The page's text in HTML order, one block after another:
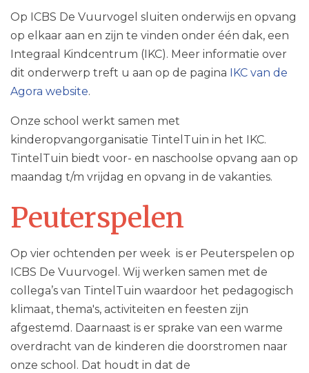
Op ICBS De Vuurvogel sluiten onderwijs en opvang
op elkaar aan en zijn te vinden onder één dak, een
Integraal Kindcentrum (IKC). Meer informatie over
dit onderwerp treft u aan op de pagina
IKC van de
Agora website.
Onze school werkt samen met
kinderopvangorganisatie TintelTuin in het IKC.
TintelTuin biedt voor- en naschoolse opvang aan op
maandag t/m vrijdag en opvang in de vakanties.
Peuterspelen
Op vier ochtenden per week is er Peuterspelen op
ICBS De Vuurvogel. Wij werken samen met de
collega’s van TintelTuin waardoor het pedagogisch
klimaat, thema's, activiteiten en feesten zijn
afgestemd. Daarnaast is er sprake van een warme
overdracht van de kinderen die doorstromen naar
onze school. Dat houdt in dat de